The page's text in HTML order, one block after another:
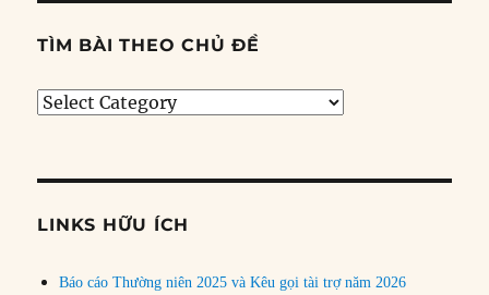
TÌM BÀI THEO CHỦ ĐỀ
Tìm
đề
LINKS HỮU ÍCH
Báo cáo Thường niên 2025 và Kêu gọi tài trợ năm 2026